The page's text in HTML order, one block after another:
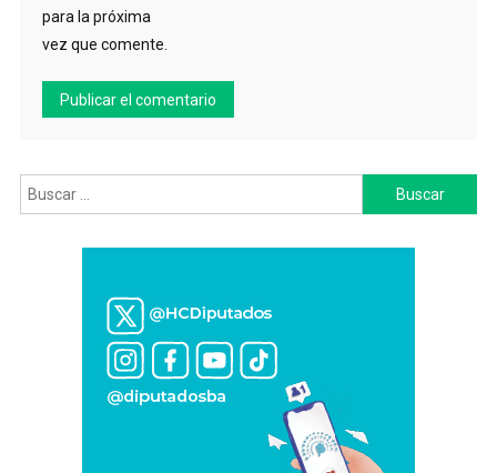
para la próxima
vez que comente.
Buscar: